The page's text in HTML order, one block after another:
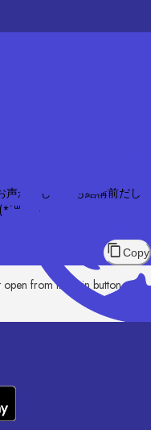
声かけしたのも結構前だし
Copy
open from the join button /